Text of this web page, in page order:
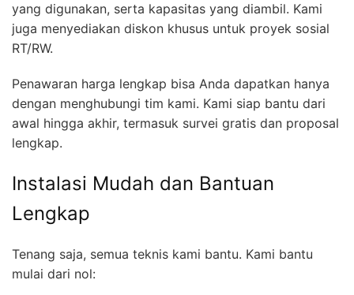
yang digunakan, serta kapasitas yang diambil. Kami
juga menyediakan diskon khusus untuk proyek sosial
RT/RW.
Penawaran harga lengkap bisa Anda dapatkan hanya
dengan menghubungi tim kami. Kami siap bantu dari
awal hingga akhir, termasuk survei gratis dan proposal
lengkap.
Instalasi Mudah dan Bantuan
Lengkap
Tenang saja, semua teknis kami bantu. Kami bantu
mulai dari nol: